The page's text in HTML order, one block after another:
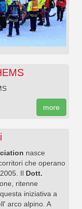
more
nasce
che operano
Il Dott.
ritenne
iniziativa a
arco alpino. A